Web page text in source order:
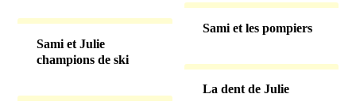
Sami et Julie
champions de ski
Sami et les pompiers
La dent de Julie